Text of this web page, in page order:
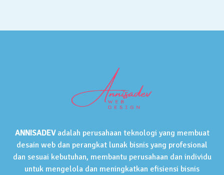
ANNISADEVadalah perusahaan teknologi yang membuat
desain web dan perangkat lunak bisnis yang profesional
dan sesuai kebutuhan, membantu perusahaan dan individu
untuk mengelola dan meningkatkan efisiensi bisnis